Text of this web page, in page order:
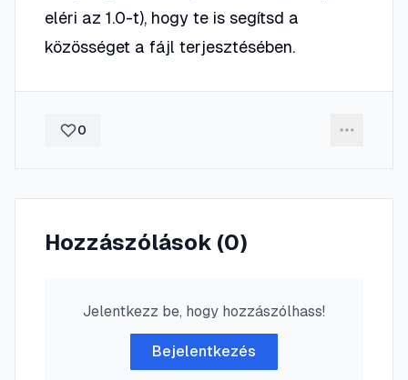
eléri az 1.0-t), hogy te is segítsd a
közösséget a fájl terjesztésében.
0
Hozzászólások (0)
Jelentkezz be, hogy hozzászólhass!
Bejelentkezés